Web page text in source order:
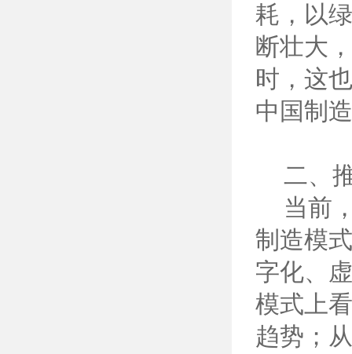
耗，以
断壮大
时，这
中国制
二、推
当前，
制造模
字化、
模式上
趋势；